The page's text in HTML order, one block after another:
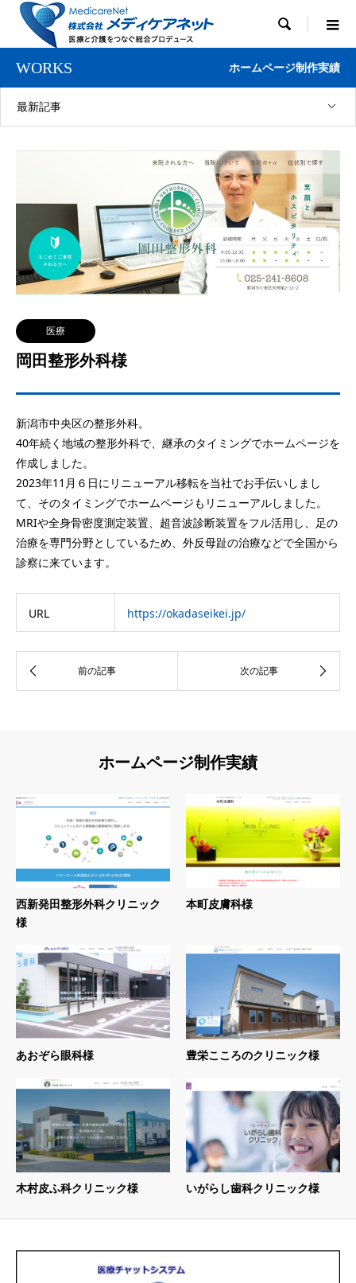

WORKS ホームページ制作実績
最新記事
医療
岡田整形外科様
新潟市中央区の整形外科。
40年続く地域の整形外科で、継承のタイミングでホームページを
作成しました。
2023年11月６日にリニューアル移転を当社でお手伝いしまし
て、そのタイミングでホームページもリニューアルしました。
MRIや全身骨密度測定装置、超音波診断装置をフル活用し、足の
治療を専門分野としているため、外反母趾の治療などで全国から
診察に来ています。
URL https://okadaseikei.jp/
ホームページ制作実績
西新発田整形外科クリニック
様
本町皮膚科様
あおぞら眼科様 豊栄こころのクリニック様
木村皮ふ科クリニック様 いがらし歯科クリニック様